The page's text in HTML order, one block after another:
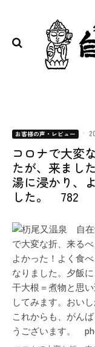
お客様の声・レビュー ·
コロナで大変
たが、来まし
湯に浸かり、
した。 782